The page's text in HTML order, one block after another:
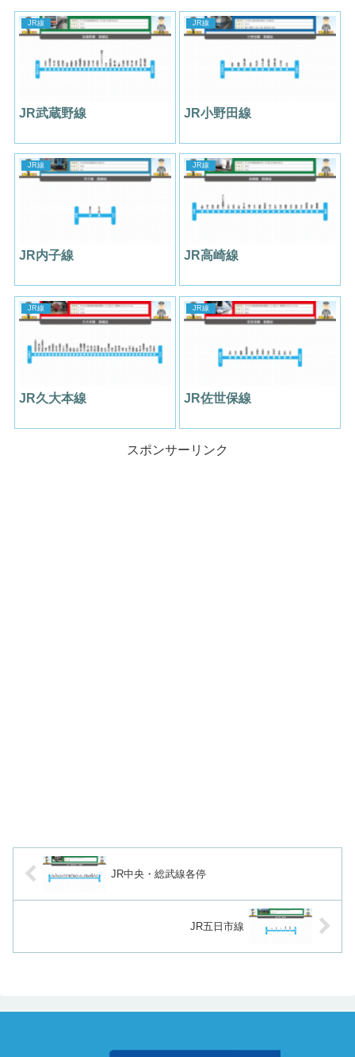
JR線
JR武蔵野線
JR線
JR小野田線
JR線
JR内子線
JR線
JR高崎線
JR線
JR久大本線
JR線
JR佐世保線
スポンサーリンク
JR中央・総武線各停
JR五日市線